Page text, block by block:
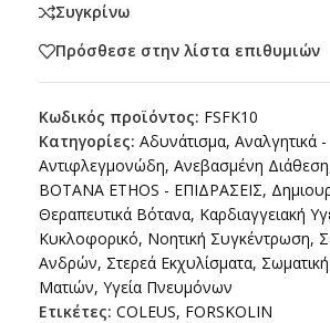
Συγκρίνω
Πρόσθεσε στην λίστα επιθυμιών
Κωδικός προϊόντος: FSFK10
Κατηγορίες: Αδυνάτισμα, Αναλγητικά -
Αντιφλεγμονώδη, Ανεβασμένη Διάθεση
ΒΟΤΑΝΑ ETHOS - ΕΠΙΔΡΑΣΕΙΣ,
Θεραπευτικά Βότανα, Καρδιαγγειακή
Κυκλοφορικό, Νοητική Συγκέντρωση,
Ανδρών, Στερεά Εκχυλίσματα,
Ματιών, Υγεία Πνευμόνων
Ετικέτες: COLEUS, FORSKOLIN